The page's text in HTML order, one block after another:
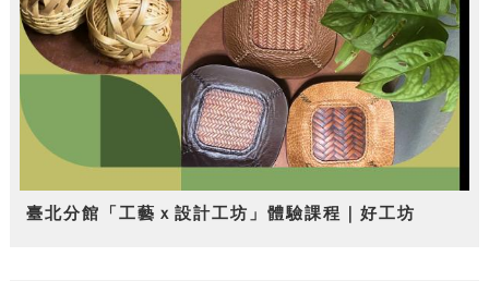
臺北分館「工藝ｘ設計工坊」體驗課程｜好工坊